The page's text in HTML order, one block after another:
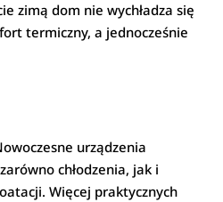
zimą dom nie wychładza się
termiczny, a jednocześnie
urządzenia
chłodzenia, jak i
Więcej praktycznych